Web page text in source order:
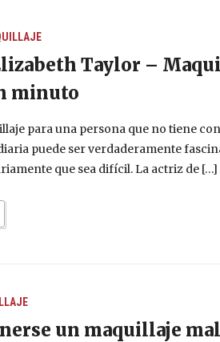
Taylor –
minuto
para una persona que no tiene
puede ser verdaderamente
que sea difícil. La actriz de […]
un maquillaje